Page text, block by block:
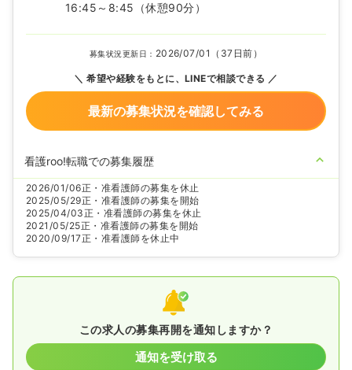
16:45～8:45
（休憩90分）
募集状況更新日： 2026/07/01（37日前）
希望や経験をもとに、LINEで相談できる
最新の募集状況を確認してみる
看護roo!転職での募集履歴
2026/01/06正・准看護師の募集を休止
2025/05/29正・准看護師の募集を開始
2025/04/03正・准看護師の募集を休止
2021/05/25正・准看護師の募集を開始
2020/09/17正・准看護師を休止中
この求人の募集再開を通知しますか？
通知を受け取る